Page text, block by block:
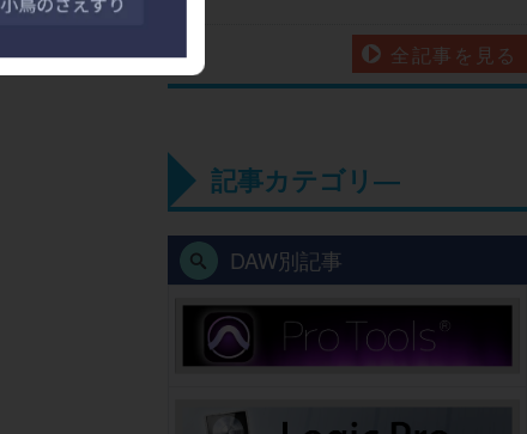
全記事を見る
記事カテゴリ―
DAW別記事